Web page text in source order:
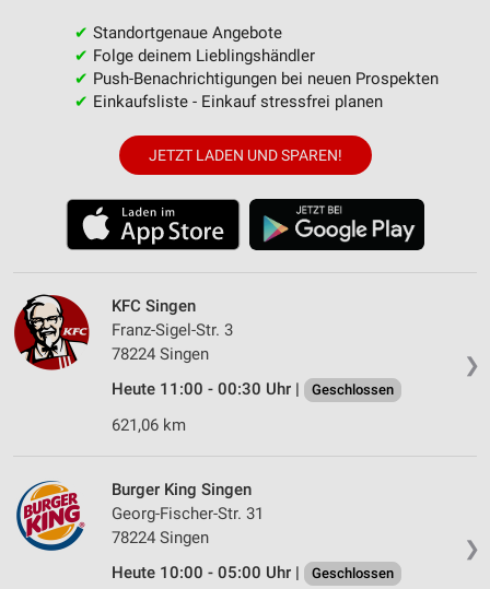
✔ Standortgenaue Angebote
✔ Folge deinem Lieblingshändler
✔ Push-Benachrichtigungen bei neuen Prospekten
✔ Einkaufsliste - Einkauf stressfrei planen
JETZT LADEN UND SPAREN!
❯
KFC Singen
Franz-Sigel-Str. 3
78224 Singen
Heute 11:00 - 00:30 Uhr |
Geschlossen
621,06 km
❯
Burger King Singen
Georg-Fischer-Str. 31
78224 Singen
Heute 10:00 - 05:00 Uhr |
Geschlossen